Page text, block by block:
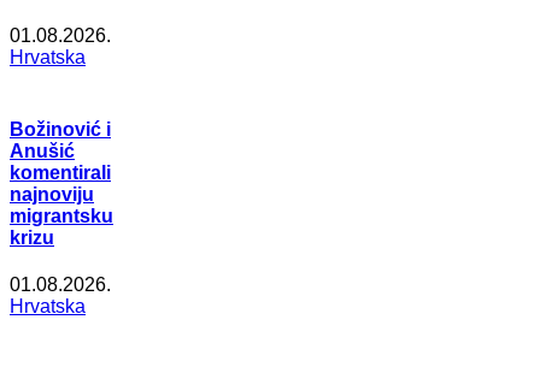
01.08.2026.
Hrvatska
Božinović i
Anušić
komentirali
najnoviju
migrantsku
krizu
01.08.2026.
Hrvatska